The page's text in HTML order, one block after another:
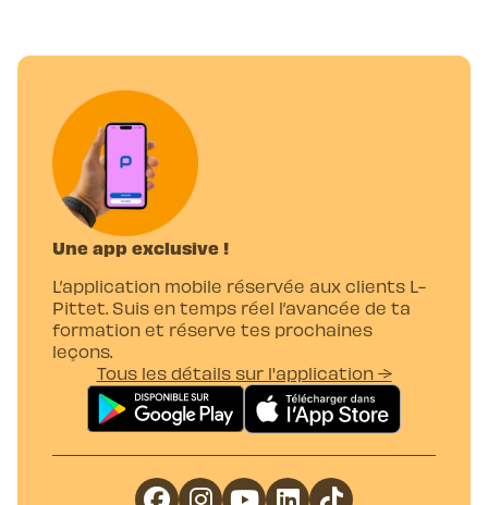
Une app exclusive !
L’application mobile réservée aux clients L-
Pittet. Suis en temps réel l’avancée de ta
formation et réserve tes prochaines
leçons.
Tous les détails sur l'application →